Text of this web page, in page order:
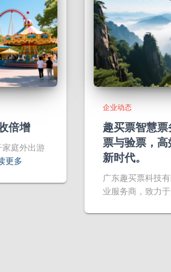
倍增
家庭外出游
更多
企业动态
趣买票智慧
票与验票，
新时代。
广东趣买票科技
业服务商，致力